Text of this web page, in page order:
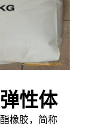
性体
橡胶，简称